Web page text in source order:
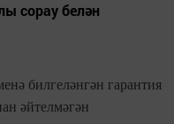
сорау белән
билгеләнгән гарантия
әйтелмәгән